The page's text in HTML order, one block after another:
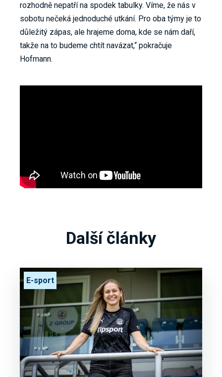
rozhodně nepatří na spodek tabulky. Víme, že nás v
sobotu nečeká jednoduché utkání. Pro oba týmy je to
důležitý zápas, ale hrajeme doma, kde se nám daří,
takže na to budeme chtít navázat,“ pokračuje
Hofmann.
Další články
E-sport